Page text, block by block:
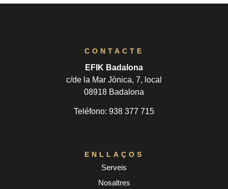
CONTACTE
EFIK Badalona
c/de la Mar Jònica, 7, local
08918 Badalona
Teléfono: 938 377 715
ENLLAÇOS
Serveis
Nosaltres